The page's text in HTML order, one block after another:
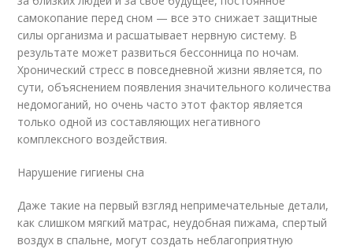
самокопание перед сном — все это снижает защитные
силы организма и расшатывает нервную систему. В
результате может развиться бессонница по ночам.
Хронический стресс в повседневной жизни является, по
сути, объяснением появления значительного количества
недомоганий, но очень часто этот фактор является
только одной из составляющих негативного
комплексного воздействия.
Нарушение гигиены сна
Даже такие на первый взгляд непримечательные детали,
как слишком мягкий матрас, неудобная пижама, спертый
воздух в спальне, могут создать неблагоприятную